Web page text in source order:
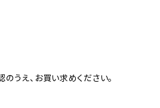
うえ、お買い求めください。